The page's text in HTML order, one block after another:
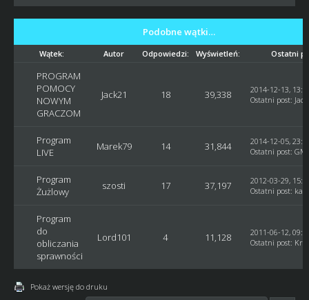
Podobne wątki…
Wątek: Autor Odpowiedzi: Wyświetleń: Ostatni
PROGRAM
POMOCY
NOWYM
GRACZOM
Jack21 18 39,338
2014-12-13,
Ostatni post:
Program
LIVE
Marek79 14 31,844
2014-12-05,
Ostatni post:
Program
Żużlowy
szosti 17 37,197
2012-03-29,
Ostatni post:
Program
do
obliczania
sprawności
Lord101 4 11,128
2011-06-12,
Ostatni post:
Pokaż wersję do druku